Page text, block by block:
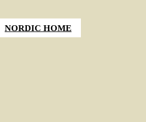
NORDIC HOME